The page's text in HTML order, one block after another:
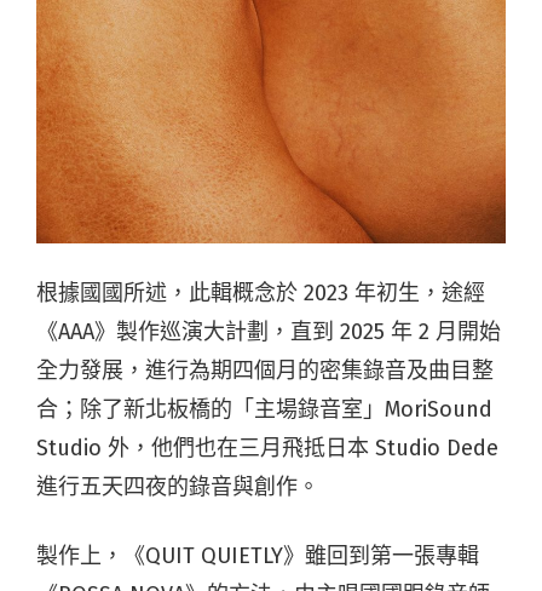
根據國國所述，此輯概念於 2023 年初生，途經
《AAA》製作巡演大計劃， 直到 2025 年 2 月開始
全力發展，進行為期四個月的密集錄音及曲目整
合； 除了新北板橋的「主場錄音室」MoriSound
Studio 外，他們也在三月飛抵日本 Studio Dede
進行五天四夜的錄音與創作。
製作上，《QUIT QUIETLY》雖回到第一張專輯